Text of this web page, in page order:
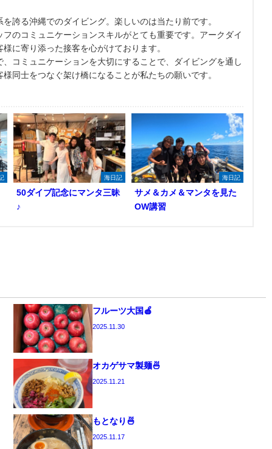
誇る沖縄でのダイビング。楽しいのは当たり前です。
のコミュニケーションスキルがとても重要です。アークダイ
に寄り添った接客を心がけております。
コミュニケーションを大切にすることで、ダイビングを通し
同士をつなぐ架け橋になることが私たちの願いです。
海日記
50ダイブ記念にマンタ三昧
♪
海日記
サメ＆カメ＆マンタを見た
OW講習
フルーツ大国🍎
2025.11.30
オカゲサマ製麺🍜
2025.11.21
もとなり🍜
2025.11.17